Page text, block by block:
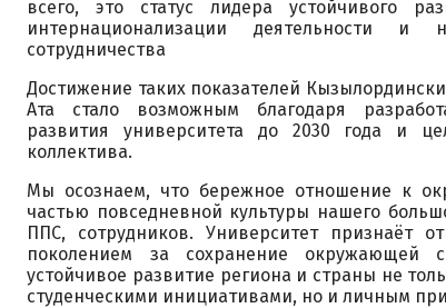
всего, это статус лидера устойчивого
интернационализации деятельности и
сотрудничества
Достижение таких показателей
Ата стало возможным благодаря
развития университета до 2030 года и
коллектива.
Мы осознаем, что бережное отношение к
частью повседневной культуры нашего
ППС, сотрудников. Университет признаёт
поколением за сохранение окружающей
устойчивое развитие региона и страны не
студенческими инициативами, но и личным